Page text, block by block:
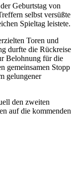
Geburtstag von
selbst versüßte
Spieltag leistete.
Toren und
durfte die Rückreise
Belohnung für die
gemeinsamen Stopp
gelungener
den zweiten
auf die kommenden